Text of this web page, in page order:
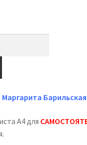
Маргарита Барильская
А4 для